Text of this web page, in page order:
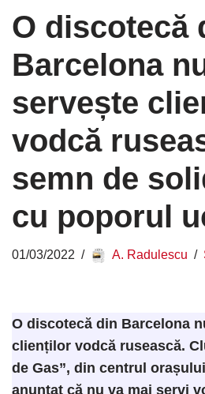
O discotecă
Barcelona
servește
vodcă
semn de
cu poporul
01/03/2022 A. Radulescu
O discotecă din Barcelona
clienților vodcă rusească.
de Gas”, din centrul
anunțat că nu va mai servi